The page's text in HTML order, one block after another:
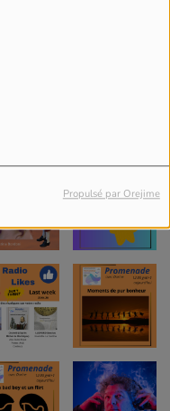
Propulsé par Orejime